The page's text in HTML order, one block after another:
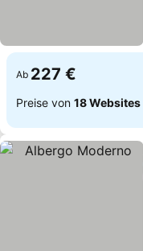
Ab 227 €
Preise von 18 Websites